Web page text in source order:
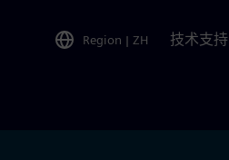
Region | ZH 技术支持